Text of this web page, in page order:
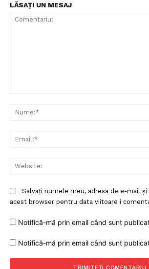
LĂSAȚI UN MESAJ
Salvați numele meu, adresa de e-mail
acest browser pentru data viitoare i
Notifică-mă prin email când sunt
Notifică-mă prin email când sunt